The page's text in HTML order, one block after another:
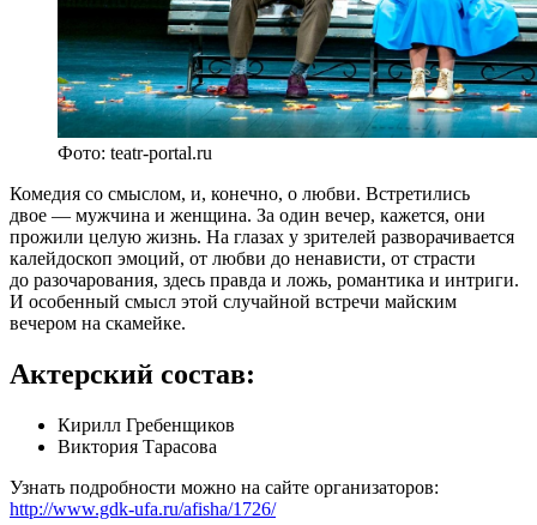
Фото: teatr-portal.ru
Комедия со смыслом, и, конечно, о любви. Встретились
двое — мужчина и женщина. За один вечер, кажется, они
прожили целую жизнь. На глазах у зрителей разворачивается
калейдоскоп эмоций, от любви до ненависти, от страсти
до разочарования, здесь правда и ложь, романтика и интриги.
И особенный смысл этой случайной встречи майским
вечером на скамейке.
Актерский состав:
Кирилл Гребенщиков
Виктория Тарасова
Узнать подробности можно на сайте организаторов:
http://www.gdk-ufa.ru/afisha/1726/